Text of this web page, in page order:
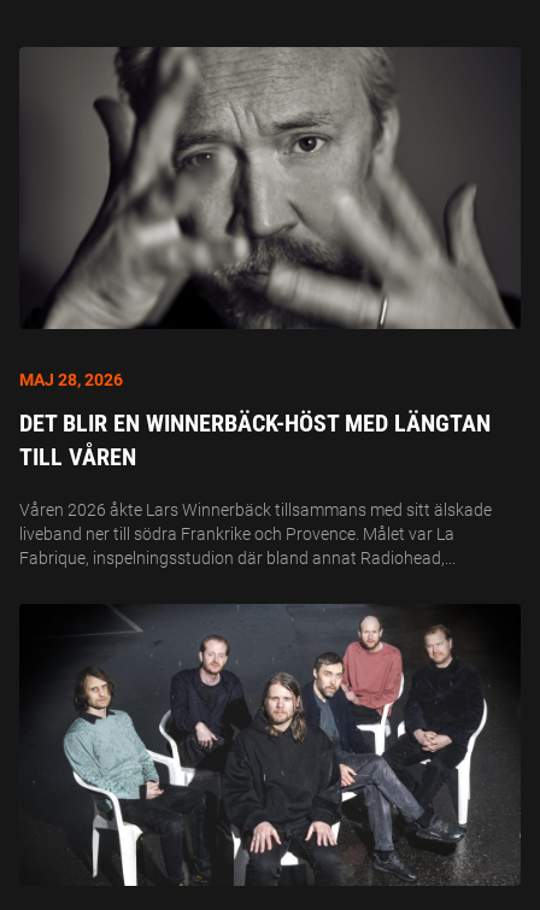
MAJ 28, 2026
DET BLIR EN WINNERBÄCK-HÖST MED LÄNGTAN
TILL VÅREN
Våren 2026 åkte Lars Winnerbäck tillsammans med sitt älskade
liveband ner till södra Frankrike och Provence. Målet var La
Fabrique, inspelningsstudion där bland annat Radiohead,...